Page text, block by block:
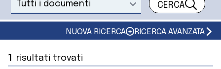
Seleziona un documento CERCA
NUOVA RICERCA RICERCA AVANZATA
1 risultati trovati